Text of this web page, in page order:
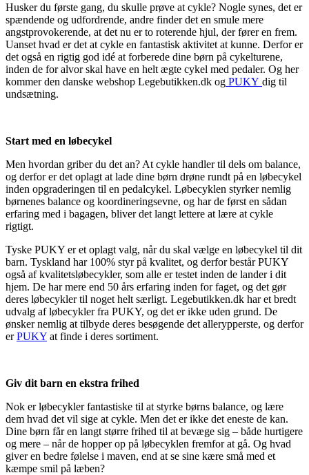
Husker du første gang, du skulle prøve at cykle? Nogle synes, det er
spændende og udfordrende, andre finder det en smule mere
angstprovokerende, at det nu er to roterende hjul, der fører en frem.
Uanset hvad er det at cykle en fantastisk aktivitet at kunne. Derfor er
det også en rigtig god idé at forberede dine børn på cykelturene,
inden de for alvor skal have en helt ægte cykel med pedaler. Og her
kommer den danske webshop Legebutikken.dk og PUKY dig til
undsætning.
Start med en løbecykel
Men hvordan griber du det an? At cykle handler til dels om balance,
og derfor er det oplagt at lade dine børn drøne rundt på en løbecykel
inden opgraderingen til en pedalcykel. Løbecyklen styrker nemlig
børnenes balance og koordineringsevne, og har de først en sådan
erfaring med i bagagen, bliver det langt lettere at lære at cykle
rigtigt.
Tyske PUKY er et oplagt valg, når du skal vælge en løbecykel til dit
barn. Tyskland har 100% styr på kvalitet, og derfor består PUKY
også af kvalitetsløbecykler, som alle er testet inden de lander i dit
hjem. De har mere end 50 års erfaring inden for faget, og det gør
deres løbecykler til noget helt særligt. Legebutikken.dk har et bredt
udvalg af løbecykler fra PUKY, og det er ikke uden grund. De
ønsker nemlig at tilbyde deres besøgende det allerypperste, og derfor
erPUKY at finde i deres sortiment.
Giv dit barn en ekstra frihed
Nok er løbecykler fantastiske til at styrke børns balance, og lære
dem hvad det vil sige at cykle. Men det er ikke det eneste de kan.
Dine børn får en langt større frihed til at bevæge sig – både hurtigere
og mere – når de hopper op på løbecyklen fremfor at gå. Og hvad
giver en bedre følelse i maven, end at se sine kære små med et
kæmpe smil på læben?